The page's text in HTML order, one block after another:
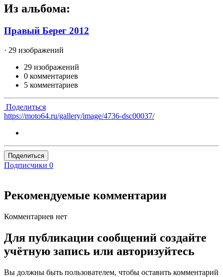
Из альбома:
Правый Берег 2012
· 29 изображений
29 изображений
0 комментариев
5 комментариев
Поделиться
https://moto64.ru/gallery/image/4736-dsc00037/
Поделиться
Подписчики 0
Рекомендуемые комментарии
Комментариев нет
Для публикации сообщений создайте
учётную запись или авторизуйтесь
Вы должны быть пользователем, чтобы оставить комментарий